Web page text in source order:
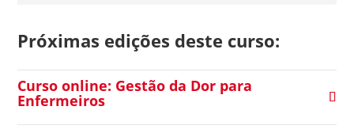
Próximas edições deste curso:
Curso online: Gestão da Dor para
Enfermeiros